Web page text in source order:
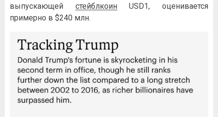
выпускающей стейблкоинUSD1, оценивается
примерно в $240 млн.